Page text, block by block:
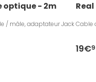
optique - 2m
/ mâle, adaptateur Jack Cable
19€